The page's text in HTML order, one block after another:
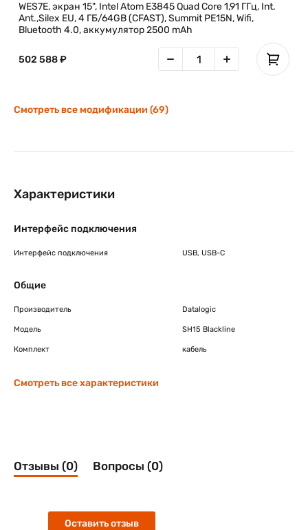
WES7E, экран 15", Intel Atom E3845 Quad Core 1,91 ГГц, Int.
Ant.,Silex EU, 4 ГБ/64GB (CFAST), Summit PE15N, Wifi,
Bluetooth 4.0, аккумулятор 2500 mAh
502 588 ₽
Смотреть все модификации (69)
Характеристики
Интерфейс подключения
Интерфейс подключения USB, USB-C
Общие
Производитель Datalogic
Модель SH15 Blackline
Комплект кабель
Смотреть все характеристики
Отзывы (0) Вопросы (0)
Оставить отзыв